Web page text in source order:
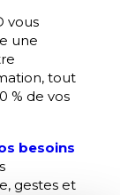
vous
une
tout
% de vos
besoins
gestes et